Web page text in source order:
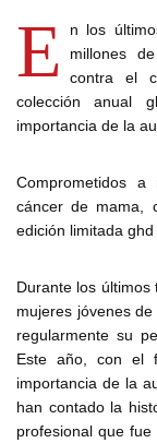
E n los
millones
contra el
colección anual
importancia de la
Comprometidos
cáncer de mama,
edición limitada
Durante los
mujeres jóvenes
regularmente su
Este año, con el
importancia de la
han contado la
profesional que